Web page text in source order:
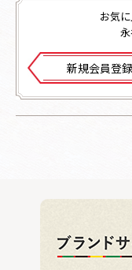
お気
新規会員登録